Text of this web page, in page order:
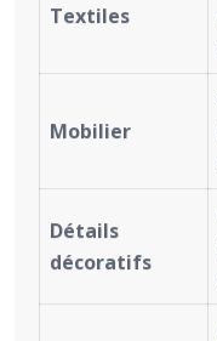
Textiles
Mobilier
Détails
décoratifs